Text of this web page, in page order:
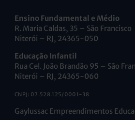
Ensino Fundamental e Médio
R. Maria Caldas, 35 – São Francisco
Niterói – RJ, 24365-050
Educação Infantil
Rua Cel. João Brandão 95 – São
Niterói – RJ, 24365-060
CNPJ: 07.528.125/0001-38
Gaylussac Empreendimentos